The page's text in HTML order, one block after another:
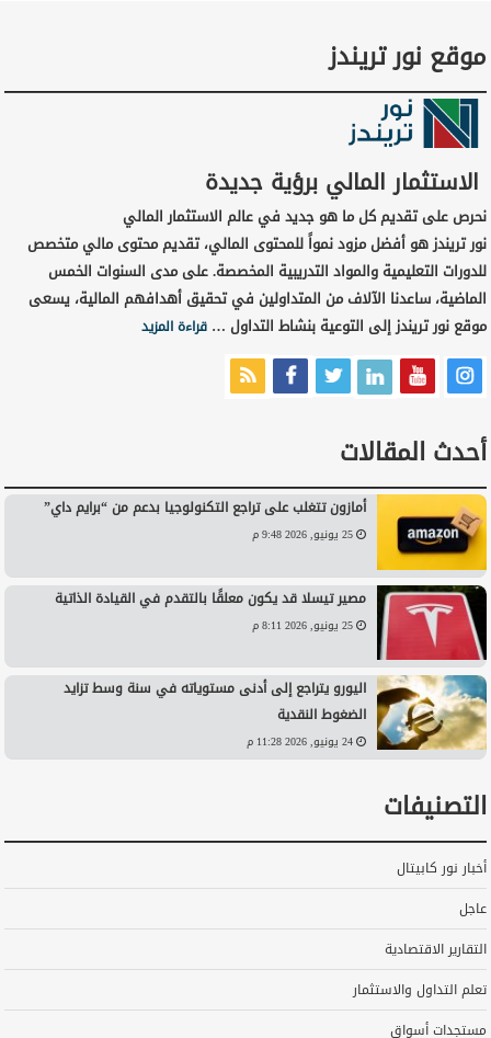
موقع نور تريندز
الاستثمار المالي برؤية جديدة
نحرص على تقديم كل ما هو جديد في عالم الاستثمار المالي
نور تريندز هو أفضل مزود نمواً للمحتوى المالي، تقديم محتوى مالي متخصص
للدورات التعليمية والمواد التدريبية المخصصة. على مدى السنوات الخمس
الماضية، ساعدنا الآلاف من المتداولين في تحقيق أهدافهم المالية، يسعى
موقع نور تريندز إلى التوعية بنشاط التداول …قراءة المزيد
أحدث المقالات
أمازون تتغلب على تراجع التكنولوجيا بدعم من “برايم داي”
25 يونيو, 2026 9:48 م
مصير تيسلا قد يكون معلقًا بالتقدم في القيادة الذاتية
25 يونيو, 2026 8:11 م
اليورو يتراجع إلى أدنى مستوياته في سنة وسط تزايد
الضغوط النقدية
24 يونيو, 2026 11:28 م
التصنيفات
أخبار نور كابيتال
عاجل
التقارير الاقتصادية
تعلم التداول والاستثمار
مستجدات أسواق